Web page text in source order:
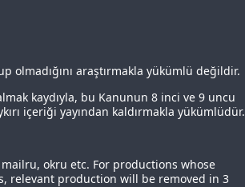
olmadığını araştırmakla yükümlü değildir.
kaydıyla, bu Kanunun 8 inci ve 9 uncu
içeriği yayından kaldırmakla yükümlüdür.
okru etc. For productions whose
relevant production will be removed in 3